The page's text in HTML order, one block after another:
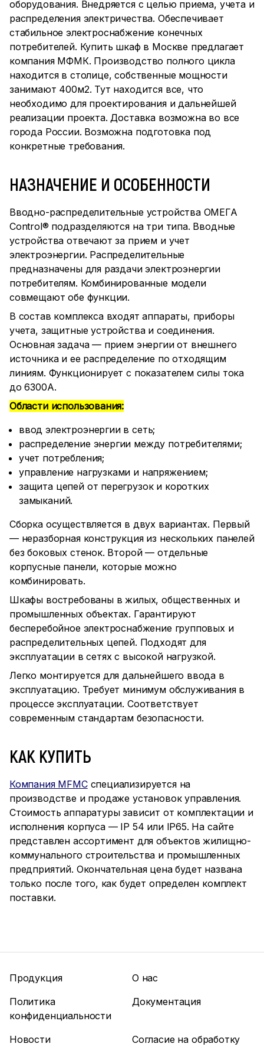
оборудования. Внедряется с целью приема, учета и
распределения электричества. Обеспечивает
стабильное электроснабжение конечных
потребителей. Купить шкаф в Москве предлагает
компания МФМК. Производство полного цикла
находится в столице, собственные мощности
занимают 400м2. Тут находится все, что
необходимо для проектирования и дальнейшей
реализации проекта. Доставка возможна во все
города России. Возможна подготовка под
конкретные требования.
НАЗНАЧЕНИЕ И ОСОБЕННОСТИ
Вводно-распределительные устройства ОМЕГА
Control® подразделяются на три типа. Вводные
устройства отвечают за прием и учет
электроэнергии. Распределительные
предназначены для раздачи электроэнергии
потребителям. Комбинированные модели
совмещают обе функции.
В состав комплекса входят аппараты, приборы
учета, защитные устройства и соединения.
Основная задача — прием энергии от внешнего
источника и ее распределение по отходящим
линиям. Функционирует с показателем силы тока
до 6300А.
Области использования:
ввод электроэнергии в сеть;
распределение энергии между потребителями;
учет потребления;
управление нагрузками и напряжением;
защита цепей от перегрузок и коротких
замыканий.
Сборка осуществляется в двух вариантах. Первый
— неразборная конструкция из нескольких панелей
без боковых стенок. Второй — отдельные
корпусные панели, которые можно
комбинировать.
Шкафы востребованы в жилых, общественных и
промышленных объектах. Гарантируют
бесперебойное электроснабжение групповых и
распределительных цепей. Подходят для
эксплуатации в сетях с высокой нагрузкой.
Легко монтируется для дальнейшего ввода в
эксплуатацию. Требует минимум обслуживания в
процессе эксплуатации. Соответствует
современным стандартам безопасности.
КАК КУПИТЬ
Компания MFMCспециализируется на
производстве и продаже установок управления.
Стоимость аппаратуры зависит от комплектации и
исполнения корпуса — IP 54 или IP65. На сайте
представлен ассортимент для объектов жилищно-
коммунального строительства и промышленных
предприятий. Окончательная цена будет названа
только после того, как будет определен комплект
поставки.
Продукция
О нас
Политика
конфиденциальности
Документация
Новости Согласие на обработку